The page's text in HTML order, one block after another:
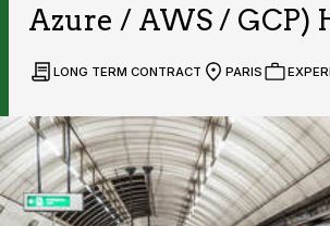
Azure / AWS / GCP)
LONG TERM CONTRACT PARIS